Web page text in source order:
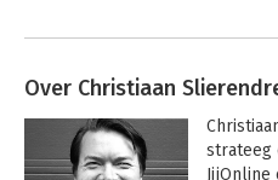
Over Christiaan
strateeg
JijOnline